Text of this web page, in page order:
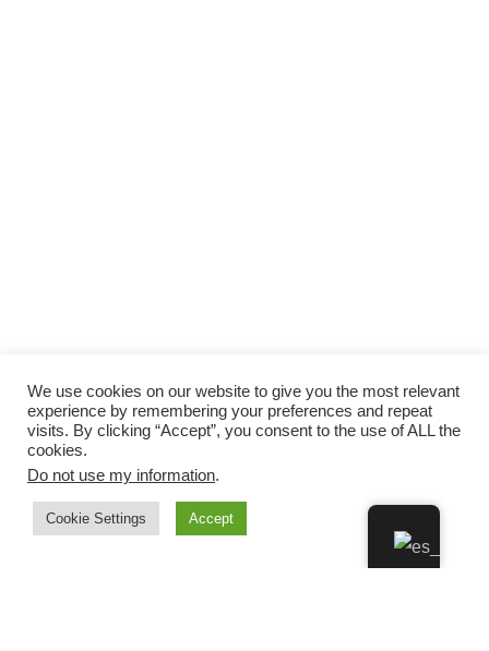
We use cookies on our website to give you the most relevant
experience by remembering your preferences and repeat
visits. By clicking “Accept”, you consent to the use of ALL the
cookies.
Do not use my information.
Cookie Settings Accept